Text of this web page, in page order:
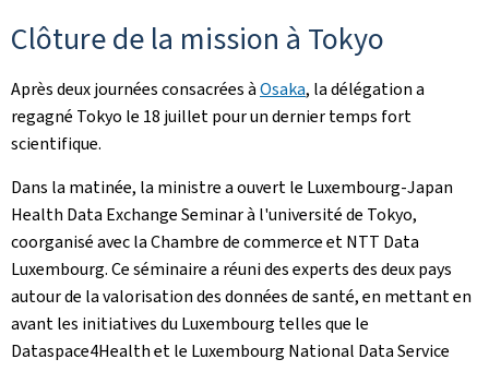
Clôture de la mission à Tokyo
Après deux journées consacrées àOsaka, la délégation a
regagné Tokyo le 18 juillet pour un dernier temps fort
scientifique.
Dans la matinée, la ministre a ouvert le Luxembourg-Japan
Health Data Exchange Seminar à l'université de Tokyo,
coorganisé avec la Chambre de commerce et NTT Data
Luxembourg. Ce séminaire a réuni des experts des deux pays
autour de la valorisation des données de santé, en mettant en
avant les initiatives du Luxembourg telles que le
Dataspace4Health et le Luxembourg National Data Service